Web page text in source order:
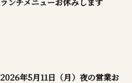
2026年5月11日（月）夜の営業お